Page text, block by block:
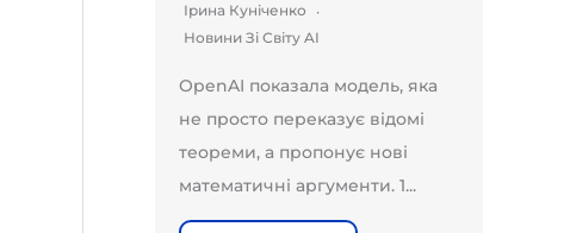
Ірина Куніченко
Новини Зі Світу AI
OpenAI показала модель, яка
не просто переказує відомі
теореми, а пропонує нові
математичні аргументи. 1...